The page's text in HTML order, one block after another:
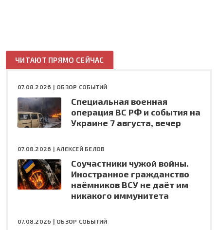
ЧИТАЮТ ПРЯМО СЕЙЧАС
07.08.2026 | ОБЗОР СОБЫТИЙ
Специальная военная
операция ВС РФ и события на
Украине 7 августа, вечер
07.08.2026 |АЛЕКСЕЙ БЕЛОВ
Соучастники чужой войны.
Иностранное гражданство
наёмников ВСУ не даёт им
никакого иммунитета
07.08.2026 | ОБЗОР СОБЫТИЙ